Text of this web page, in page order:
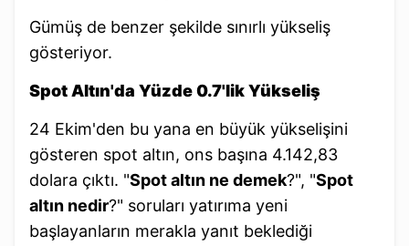
Gümüş de benzer şekilde sınırlı yükseliş
gösteriyor.
Spot Altın'da Yüzde 0.7'lik Yükseliş
24 Ekim'den bu yana en büyük yükselişini
gösteren spot altın, ons başına 4.142,83
dolara çıktı. "Spot altın ne demek?", "Spot
altın nedir?" soruları yatırıma yeni
başlayanların merakla yanıt beklediği